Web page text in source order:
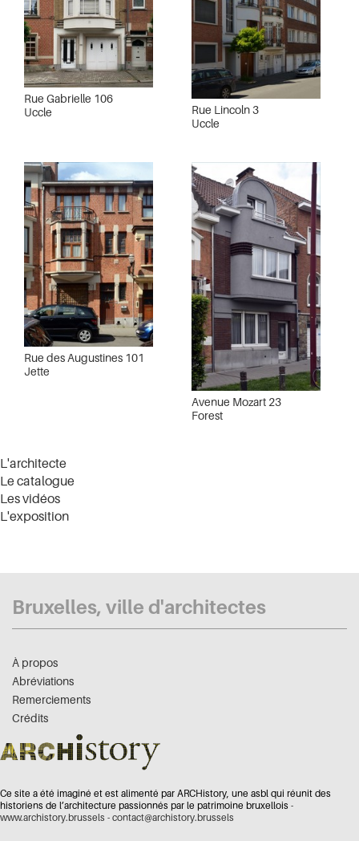
Rue Gabrielle 106
Uccle
Rue Lincoln 3
Uccle
Rue des Augustines 101
Jette
Avenue Mozart 23
Forest
L'architecte
Le catalogue
Les vidéos
L'exposition
Bruxelles, ville d'architectes
À propos
Abréviations
Remerciements
Crédits
Ce site a été imaginé et est alimenté par ARCHistory, une asbl qui réunit des
historiens de l’architecture passionnés par le patrimoine bruxellois -
www.archistory.brussels - contact@archistory.brussels